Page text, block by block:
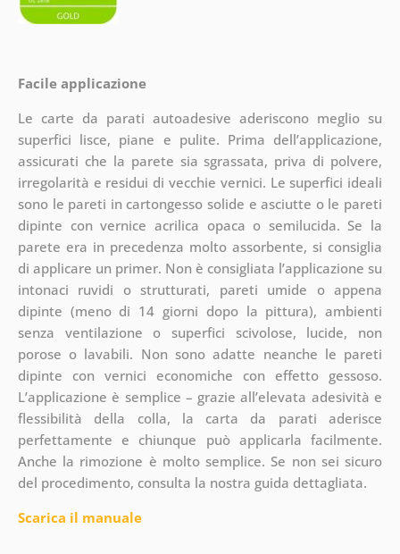
Facile applicazione
Le carte da parati autoadesive aderiscono meglio su
superfici lisce, piane e pulite. Prima dell’applicazione,
assicurati che la parete sia sgrassata, priva di polvere,
irregolarità e residui di vecchie vernici. Le superfici ideali
sono le pareti in cartongesso solide e asciutte o le pareti
dipinte con vernice acrilica opaca o semilucida. Se la
parete era in precedenza molto assorbente, si consiglia
di applicare un primer. Non è consigliata l’applicazione su
intonaci ruvidi o strutturati, pareti umide o appena
dipinte (meno di 14 giorni dopo la pittura), ambienti
senza ventilazione o superfici scivolose, lucide, non
porose o lavabili. Non sono adatte neanche le pareti
dipinte con vernici economiche con effetto gessoso.
L’applicazione è semplice – grazie all’elevata adesività e
flessibilità della colla, la carta da parati aderisce
perfettamente e chiunque può applicarla facilmente.
Anche la rimozione è molto semplice. Se non sei sicuro
del procedimento, consulta la nostra guida dettagliata.
Scarica il manuale